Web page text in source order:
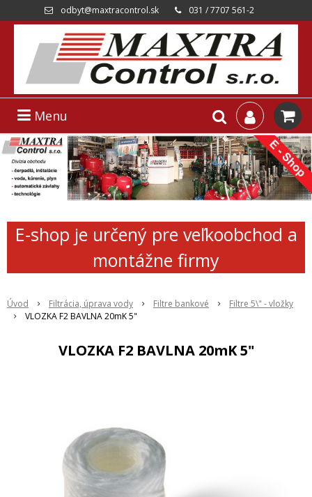
odbyt@maxtracontrol.sk 031 / 7707 561-2
Menu
E-shop je určený pre veľkoobchod a
montážne firmy
Úvod Filtrácia, úprava vody Filtre bankové
Filtre 5\" - vložky
VLOZKA F2 BAVLNA 20mK 5"
VLOZKA F2 BAVLNA 20mK 5"